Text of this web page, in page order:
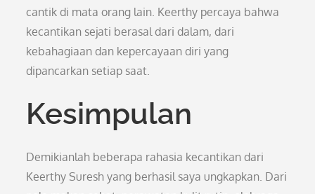
cantik di mata orang lain. Keerthy percaya bahwa
kecantikan sejati berasal dari dalam, dari
kebahagiaan dan kepercayaan diri yang
dipancarkan setiap saat.
Kesimpulan
Demikianlah beberapa rahasia kecantikan dari
Keerthy Suresh yang berhasil saya ungkapkan. Dari